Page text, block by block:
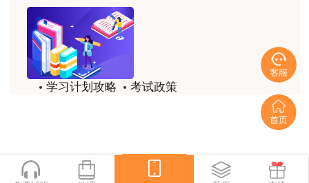
（二）为提高网上复核效率，请认真准备相应
材料，上传图片必须清晰，填写内容真实有效，否
则影响个人信息复核。
咨询电话：0898-65222715
附件：2025年度咨询工程师（投资）职业资
海南省人力资源开发局
用户c2****r6
林轩老师是一个好老师，给我留下了深刻的影响
用户m1****88
冲着林轩老师过来买的课程，没时间学，就看了冲刺
林轩老师讲课实战型太强了，超级喜欢
学习计划攻略
考试政策